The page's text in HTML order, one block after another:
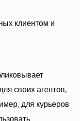
клиентом и
своих агентов,
для курьеров